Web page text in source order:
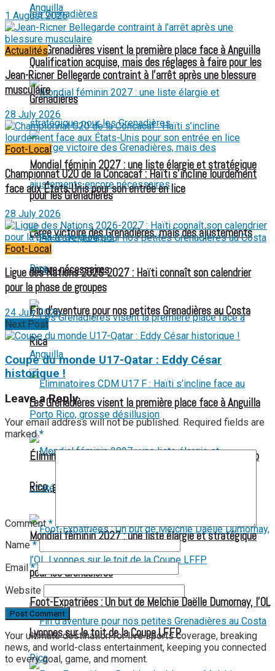
Qualification acquise, mais des réglages à faire pour les
Grenadières
Large victoire des Grenadières, mais des ajustements
encore nécessaires
Les Grenadières visent la première place face à Anguilla
Mondial féminin 2027 : une liste élargie et stratégique
pour les Grenadières
Les Grenadières visent la première place face à Anguilla
Mondial féminin 2027 : une liste élargie et stratégique
pour les Grenadières
Fin d’aventure pour nos petites Grenadières au Costa
Rica
Éliminatoires CDM U17 F : Haïti s’incline face au Porto
Rico, grosse désillusion
Foot-Expatriées : Un but de Melchie Daëlle Dumornay, l’OL
Lyonnes sur le toit de la Coupe LFFP
1 August 2026
Actualités
Jean-Ricner Bellegarde contraint à l’arrêt après une blessure
musculaire
28 July 2026
Foot-Local
Championnat U20 de la Concacaf : Haïti s’incline lourdement
face aux États-Unis pour son entrée en lice
28 July 2026
Foot-Local
Ligue des Nations 2026-2027 : Haïti connaît son calendrier
pour la phase de groupes
24 July 2026
Next Post
Coupe du monde U17-Qatar : Eddy César
historique !
Leave a Reply
Your email address will not be published. Required fields are
marked*
Comment *
Name *
Email*
Website
Your ultimate destination for live sports coverage, breaking
news, and world-class entertainment, keeping you connected
to every goal, game, and moment.